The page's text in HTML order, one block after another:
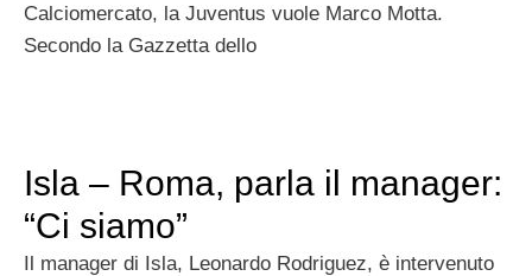
Calciomercato, la Juventus vuole Marco Motta.
Secondo la Gazzetta dello
Isla – Roma, parla il manager:
“Ci siamo”
Il manager di Isla, Leonardo Rodriguez, è intervenuto